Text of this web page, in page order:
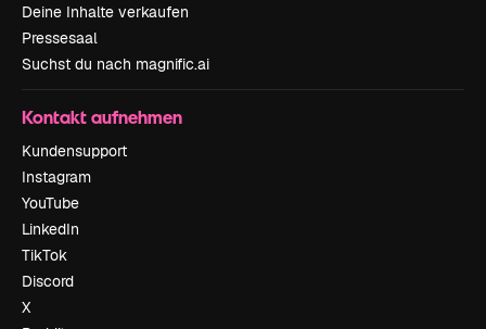
Deine Inhalte verkaufen
Pressesaal
Suchst du nach magnific.ai
Kontakt aufnehmen
Kundensupport
Instagram
YouTube
LinkedIn
TikTok
Discord
X